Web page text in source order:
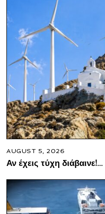
AUGUST 5, 2026
Αν έχεις τύχη διάβαινε!…